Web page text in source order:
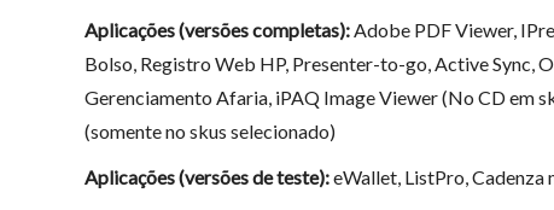
Aplicações (versões completas):Adobe PDF Viewer,
Bolso, Registro Web HP, Presenter-to-go, Active Sync,
Gerenciamento Afaria, iPAQ Image Viewer (No CD em
(somente no skus selecionado)
Aplicações (versões de teste):eWallet, ListPro, Cadenza